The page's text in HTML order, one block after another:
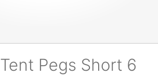
Tent Pegs Short 6